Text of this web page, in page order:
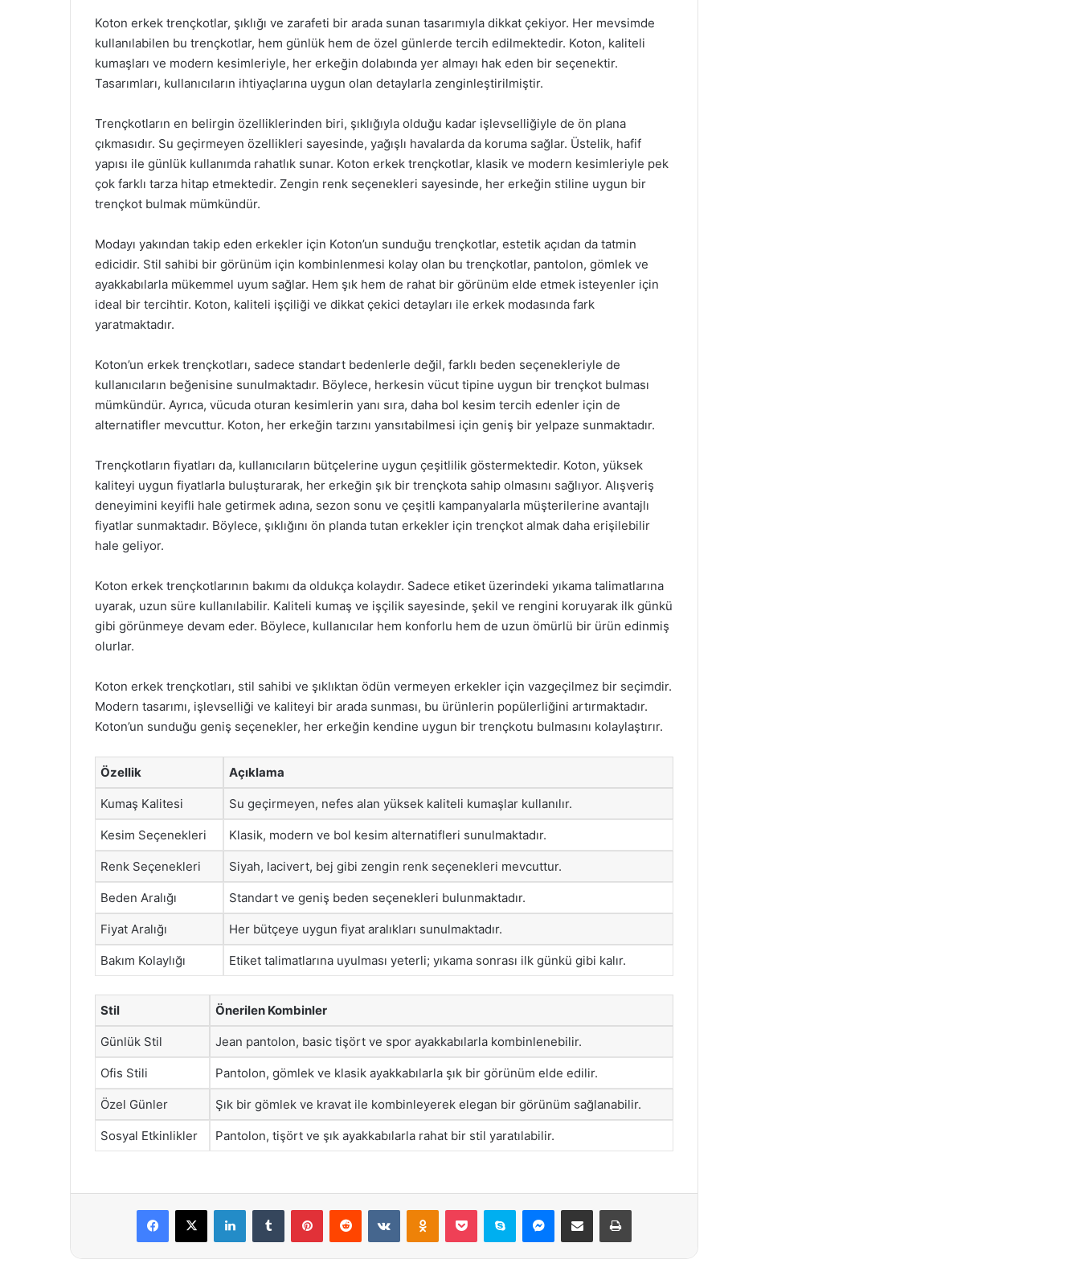
Koton erkek trençkotlar, şıklığı ve zarafeti bir arada sunan tasarımıyla dikkat çekiyor. Her mevsimde
kullanılabilen bu trençkotlar, hem günlük hem de özel günlerde tercih edilmektedir. Koton, kaliteli
kumaşları ve modern kesimleriyle, her erkeğin dolabında yer almayı hak eden bir seçenektir.
Tasarımları, kullanıcıların ihtiyaçlarına uygun olan detaylarla zenginleştirilmiştir.
Trençkotların en belirgin özelliklerinden biri, şıklığıyla olduğu kadar işlevselliğiyle de ön plana
çıkmasıdır. Su geçirmeyen özellikleri sayesinde, yağışlı havalarda da koruma sağlar. Üstelik, hafif
yapısı ile günlük kullanımda rahatlık sunar. Koton erkek trençkotlar, klasik ve modern kesimleriyle pek
çok farklı tarza hitap etmektedir. Zengin renk seçenekleri sayesinde, her erkeğin stiline uygun bir
trençkot bulmak mümkündür.
Modayı yakından takip eden erkekler için Koton’un sunduğu trençkotlar, estetik açıdan da tatmin
edicidir. Stil sahibi bir görünüm için kombinlenmesi kolay olan bu trençkotlar, pantolon, gömlek ve
ayakkabılarla mükemmel uyum sağlar. Hem şık hem de rahat bir görünüm elde etmek isteyenler için
ideal bir tercihtir. Koton, kaliteli işçiliği ve dikkat çekici detayları ile erkek modasında fark
yaratmaktadır.
Koton’un erkek trençkotları, sadece standart bedenlerle değil, farklı beden seçenekleriyle de
kullanıcıların beğenisine sunulmaktadır. Böylece, herkesin vücut tipine uygun bir trençkot bulması
mümkündür. Ayrıca, vücuda oturan kesimlerin yanı sıra, daha bol kesim tercih edenler için de
alternatifler mevcuttur. Koton, her erkeğin tarzını yansıtabilmesi için geniş bir yelpaze sunmaktadır.
Trençkotların fiyatları da, kullanıcıların bütçelerine uygun çeşitlilik göstermektedir. Koton, yüksek
kaliteyi uygun fiyatlarla buluşturarak, her erkeğin şık bir trençkota sahip olmasını sağlıyor. Alışveriş
deneyimini keyifli hale getirmek adına, sezon sonu ve çeşitli kampanyalarla müşterilerine avantajlı
fiyatlar sunmaktadır. Böylece, şıklığını ön planda tutan erkekler için trençkot almak daha erişilebilir
hale geliyor.
Koton erkek trençkotlarının bakımı da oldukça kolaydır. Sadece etiket üzerindeki yıkama talimatlarına
uyarak, uzun süre kullanılabilir. Kaliteli kumaş ve işçilik sayesinde, şekil ve rengini koruyarak ilk günkü
gibi görünmeye devam eder. Böylece, kullanıcılar hem konforlu hem de uzun ömürlü bir ürün edinmiş
olurlar.
Koton erkek trençkotları, stil sahibi ve şıklıktan ödün vermeyen erkekler için vazgeçilmez bir seçimdir.
Modern tasarımı, işlevselliği ve kaliteyi bir arada sunması, bu ürünlerin popülerliğini artırmaktadır.
Koton’un sunduğu geniş seçenekler, her erkeğin kendine uygun bir trençkotu bulmasını kolaylaştırır.
Özellik Açıklama
Kumaş Kalitesi Su geçirmeyen, nefes alan yüksek kaliteli kumaşlar kullanılır.
Kesim Seçenekleri Klasik, modern ve bol kesim alternatifleri sunulmaktadır.
Renk Seçenekleri Siyah, lacivert, bej gibi zengin renk seçenekleri mevcuttur.
Beden Aralığı Standart ve geniş beden seçenekleri bulunmaktadır.
Fiyat Aralığı Her bütçeye uygun fiyat aralıkları sunulmaktadır.
Bakım Kolaylığı Etiket talimatlarına uyulması yeterli; yıkama sonrası ilk günkü gibi kalır.
Stil Önerilen Kombinler
Günlük Stil Jean pantolon, basic tişört ve spor ayakkabılarla kombinlenebilir.
Ofis Stili Pantolon, gömlek ve klasik ayakkabılarla şık bir görünüm elde edilir.
Özel Günler Şık bir gömlek ve kravat ile kombinleyerek elegan bir görünüm sağlanabilir.
Sosyal Etkinlikler Pantolon, tişört ve şık ayakkabılarla rahat bir stil yaratılabilir.
Facebook
X LinkedInTumblr PinterestReddit VKontakteOdnoklassniki
Pocket Skype Messenger
E-Posta ile paylaş Yazdır